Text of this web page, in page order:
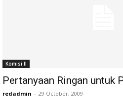
Komisi II
Pertanyaan Ringan untuk
redadmin - 29 October, 2009